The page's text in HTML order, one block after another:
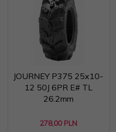
JOURNEY P375 25x10-
12 50J 6PR E# TL
26.2mm
278,00 PLN